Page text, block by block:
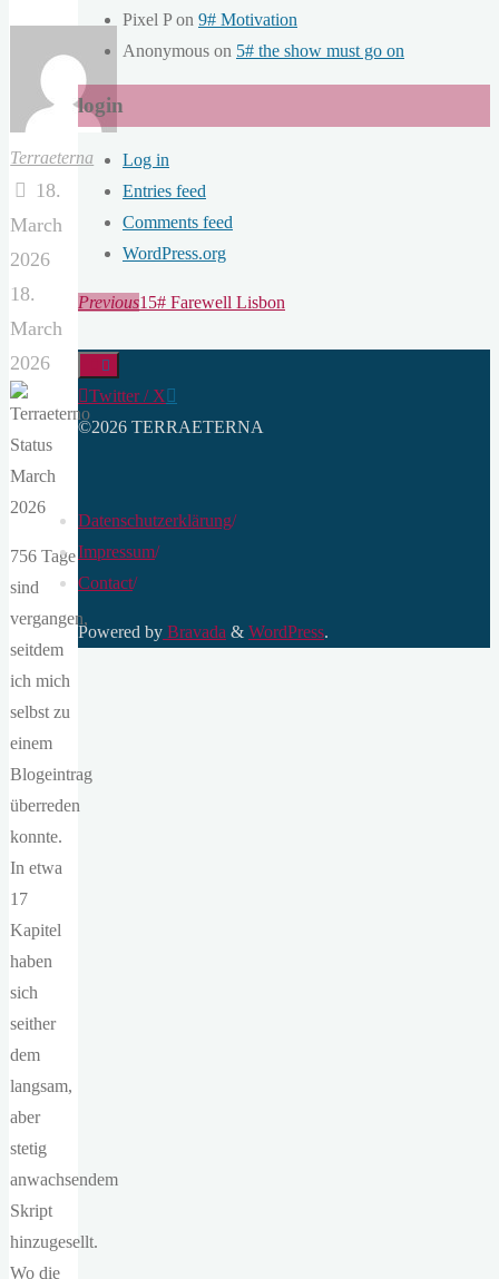
Terraeterna
18.
March
2026
18.
March
2026
756 Tage
sind
vergangen,
seitdem
ich mich
selbst zu
einem
Blogeintrag
überreden
konnte.
In etwa
17
Kapitel
haben
sich
seither
dem
langsam,
aber
stetig
anwachsendem
Skript
hinzugesellt.
Wo die
Pixel Pon 9# Motivation
Anonymous on 5# the show must go on
login
Log in
Entries feed
Comments feed
WordPress.org
Previous15# Farewell Lisbon
Twitter / X
©2026 TERRAETERNA
Datenschutzerklärung/
Impressum/
Contact/
Powered by Bravada & WordPress.